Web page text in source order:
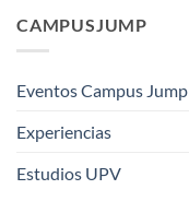
CAMPUSJUMP
Eventos Campus Jump
Experiencias
Estudios UPV